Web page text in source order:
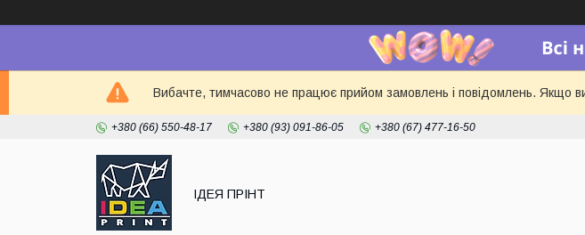
Вибачте, тимчасово не працює прийом замовлень і повідомлень. Якщо
+380 (66) 550-48-17 +380 (93) 091-86-05 +380 (67) 477-16-50
ІДЕЯ ПРІНТ